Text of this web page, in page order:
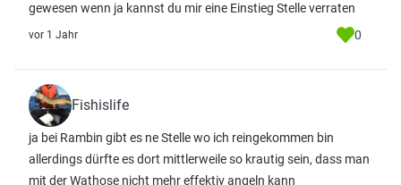
gewesen wenn ja kannst du mir eine Einstieg Stelle verraten
vor 1 Jahr 0
Fishislife
ja bei Rambin gibt es ne Stelle wo ich reingekommen bin
allerdings dürfte es dort mittlerweile so krautig sein, dass man
mit der Wathose nicht mehr effektiv angeln kann